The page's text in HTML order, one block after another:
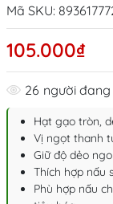
Mã SKU:
105.000₫
26 người
Hạt gạo tròn,
Vị ngọt thanh
Giữ độ dẻo
Thích hợp nấu
Phù hợp nấu